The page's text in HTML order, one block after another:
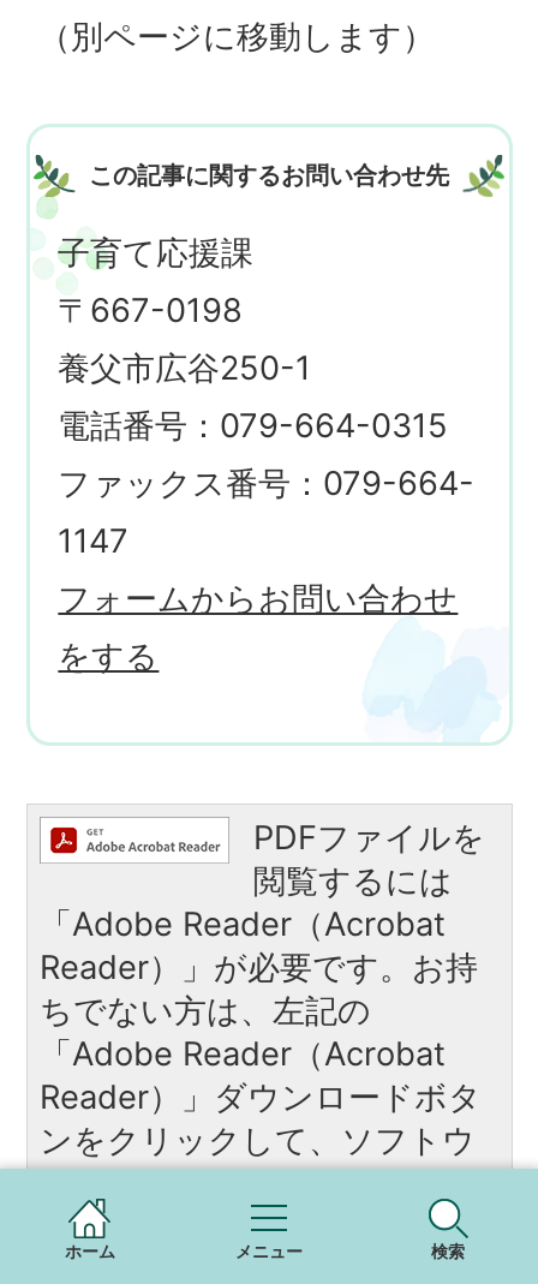
ホーム メニュー 検索
（別ページに移動します）
この記事に関するお問い合わせ先
子育て応援課
〒667-0198
養父市広谷250-1
電話番号：079-664-0315
ファックス番号：079-664-
1147
フォームからお問い合わせ
をする
PDFファイルを
閲覧するには
「Adobe Reader（Acrobat
Reader）」が必要です。お持
ちでない方は、左記の
「Adobe Reader（Acrobat
Reader）」ダウンロードボタ
ンをクリックして、ソフトウ
ストールしてください。